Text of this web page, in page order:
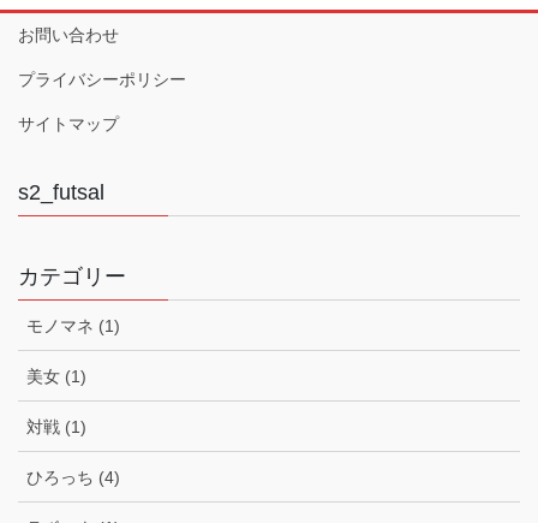
お問い合わせ
プライバシーポリシー
サイトマップ
s2_futsal
カテゴリー
モノマネ (1)
美女 (1)
対戦 (1)
ひろっち (4)